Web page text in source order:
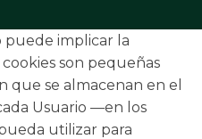
puede implicar la
son pequeñas
que se almacenan en el
Usuario —en los
utilizar para